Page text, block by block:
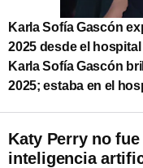
Karla Sofía Gascón
2025 desde el hospital
Karla Sofía Gascón
2025; estaba en el
Katy Perry no
inteligencia